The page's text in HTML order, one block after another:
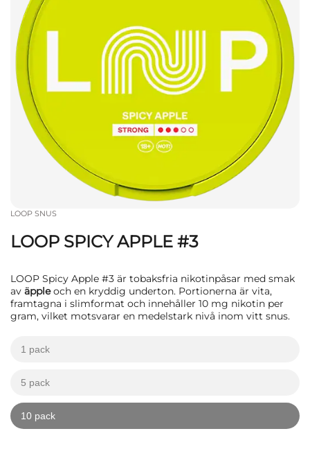
LOOP SNUS
LOOP SPICY APPLE #3
LOOP Spicy Apple #3 är tobaksfria nikotinpåsar med smak
av äppleoch en kryddig underton. Portionerna är vita,
framtagna i slimformat och innehåller 10 mg nikotin per
gram, vilket motsvarar en medelstark nivå inom vitt snus.
1 pack
5 pack
10 pack